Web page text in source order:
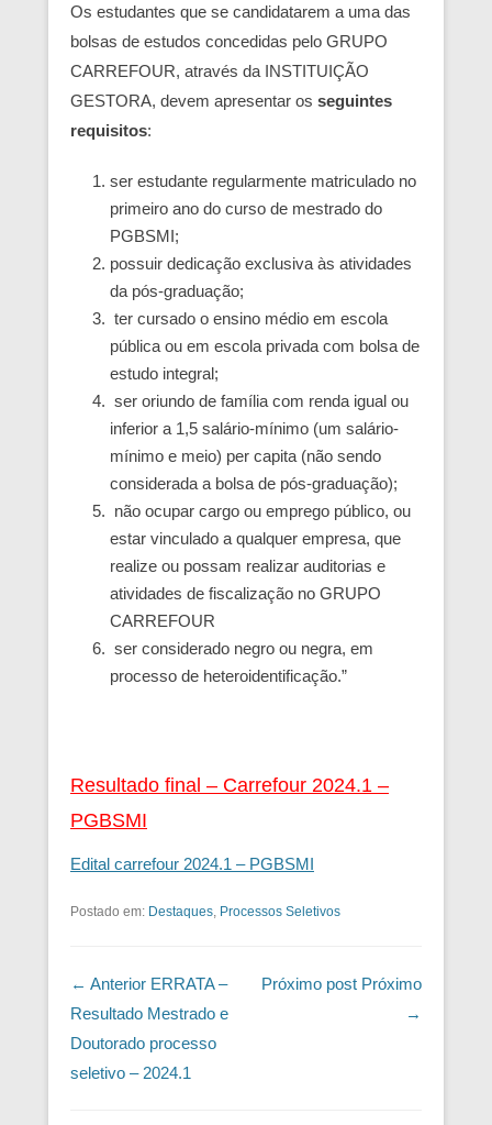
Os estudantes que se candidatarem a uma das
bolsas de estudos concedidas pelo GRUPO
CARREFOUR, através da INSTITUIÇÃO
GESTORA, devem apresentar os seguintes
requisitos:
ser estudante regularmente matriculado no
primeiro ano do curso de mestrado do
PGBSMI;
possuir dedicação exclusiva às atividades
da pós-graduação;
ter cursado o ensino médio em escola
pública ou em escola privada com bolsa de
estudo integral;
ser oriundo de família com renda igual ou
inferior a 1,5 salário-mínimo (um salário-
mínimo e meio) per capita (não sendo
considerada a bolsa de pós-graduação);
não ocupar cargo ou emprego público, ou
estar vinculado a qualquer empresa, que
realize ou possam realizar auditorias e
atividades de fiscalização no GRUPO
CARREFOUR
ser considerado negro ou negra, em
processo de heteroidentificação.”
Resultado final – Carrefour 2024.1 –
PGBSMI
Edital carrefour 2024.1 – PGBSMI
Postado em: Destaques, Processos Seletivos
Navegação das Postagens
← Anterior ERRATA –
Resultado Mestrado e
Doutorado processo
seletivo – 2024.1
Próximo post Próximo
→